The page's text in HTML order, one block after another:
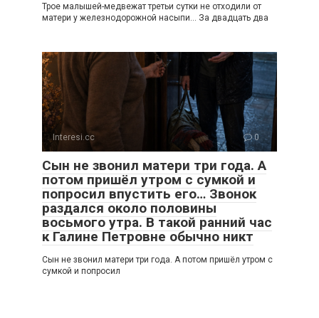
Трое малышей-медвежат третьи сутки не отходили от
матери у железнодорожной насыпи… За двадцать два
Interesi.cc 0
Сын не звонил матери три года. А
потом пришёл утром с сумкой и
попросил впустить его… Звонок
раздался около половины
восьмого утра. В такой ранний час
к Галине Петровне обычно никт
Сын не звонил матери три года. А потом пришёл утром с
сумкой и попросил